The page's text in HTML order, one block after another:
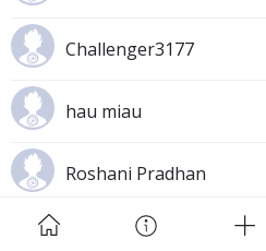
Challenger3177
hau miau
Roshani Pradhan
radhika srivastav
Challenge Achieved is self-
network. Start creating
make new habits!
Skip